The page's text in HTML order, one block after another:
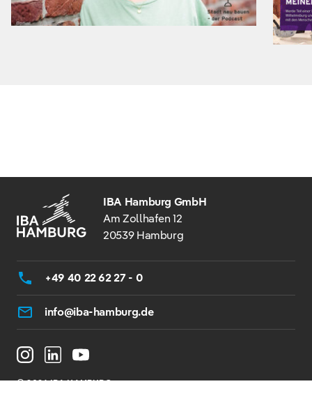
IBA Hamburg GmbH
Am Zollhafen 12
20539 Hamburg
+49 40 22 62 27 - 0
info@iba-hamburg.de
© 2026 IBA HAMBURG